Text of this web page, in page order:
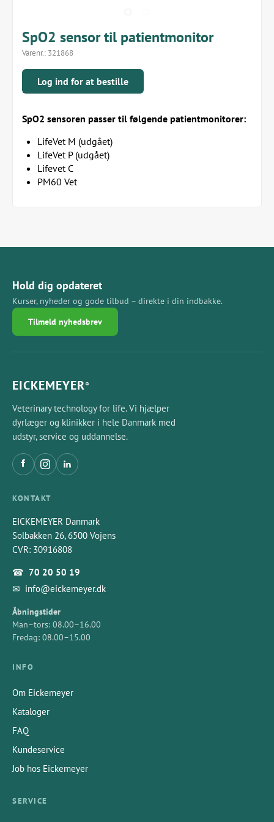
SpO2 sensor til patientmonitor
Varenr.: 321868
Log ind for at bestille
SpO2 sensoren passer til følgende patientmonitorer:
LifeVet M (udgået)
LifeVet P (udgået)
Lifevet C
PM60 Vet
Hold dig opdateret
Kurser, nyheder og gode tilbud – direkte i din indbakke.
Tilmeld nyhedsbrev
EICKEMEYER®
Veterinary technology for life. Vi hjælper
dyrlæger og klinikker i hele Danmark med
udstyr, service og uddannelse.
KONTAKT
EICKEMEYER Danmark
Solbakken 26, 6500 Vojens
CVR: 30916808
☎ 70 20 50 19
✉ info@eickemeyer.dk
Åbningstider
Man–tors: 08.00–16.00
Fredag: 08.00–15.00
INFO
Om Eickemeyer
Kataloger
FAQ
Kundeservice
Job hos Eickemeyer
SERVICE